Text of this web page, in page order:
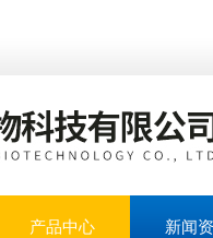
产品中心 新闻